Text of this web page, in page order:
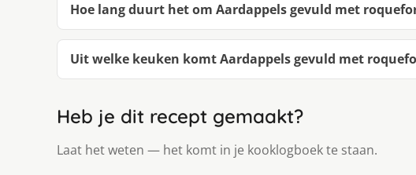
Hoe lang duurt het om Aardappels gevuld met
Uit welke keuken komt Aardappels gevuld met
Heb je dit recept gemaakt?
Laat het weten — het komt in je kooklogboek te staan.